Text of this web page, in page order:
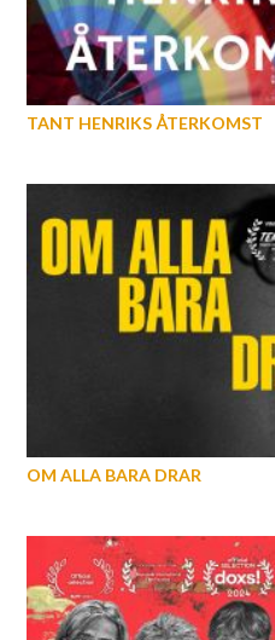
TANT HENRIKS ÅTERKOMST
OM ALLA BARA DRAR